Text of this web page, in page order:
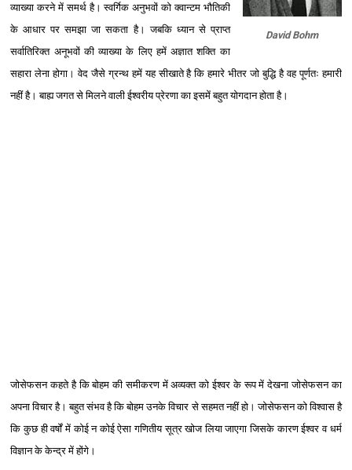
David Bohm
व्याख्या करने में समर्थ है। स्वर्गिक अनुभवों को क्वान्टम भौतिकी
के आधार पर समझा जा सकता है। जबकि ध्यान से प्राप्त
सर्वातिरिक्त अनूभवों की व्याख्या के लिए हमें अज्ञात शक्ति का
सहारा लेना होगा। वेद जैसे ग्रन्थ हमें यह सीखाते है कि हमारे भीतर जो बुद्धि है वह पूर्णतः हमारी
नहीं है। बाह्य जगत से मिलने वाली ईश्‍वरीय प्रेरणा का इसमें बहुत योगदान होता है।
जोसेफसन कहते है कि बोहम की समीकरण में अव्यक्त को ईश्‍वर के रूप में देखना जोसेफसन का
अपना विचार है। बहुत संभव है कि बोहम उनके विचार से सहमत नहीं हो। जोसेफसन को विश्‍वास है
कि कुछ ही वर्षों में कोई न कोई ऐसा गणितीय सूत्र खोज लिया जाएगा जिसके कारण ईश्‍वर व धर्म
विज्ञान के केन्द्र में होंगे।